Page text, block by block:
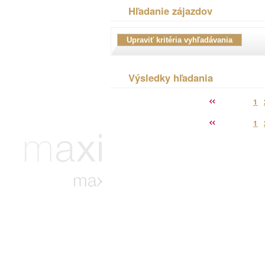
Hľadanie zájazdov
Výsledky hľadania
1
1